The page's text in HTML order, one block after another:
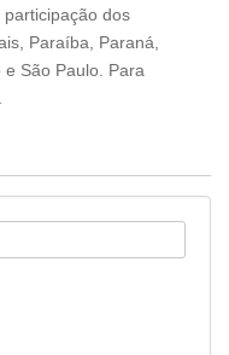
dos
Paraíba, Paraná,
São Paulo. Para